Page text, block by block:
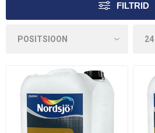
FILTRID